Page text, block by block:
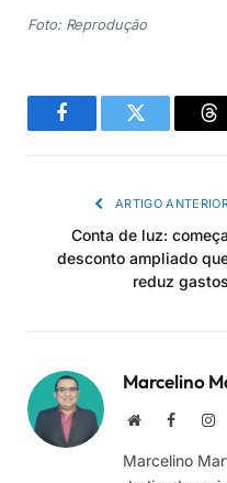
Foto: Reprodução
FacebookTwitter
ARTIGO
Conta de luz: começa
desconto ampliado
reduz gastos
Marcelino
Site Facebook
Marcelino